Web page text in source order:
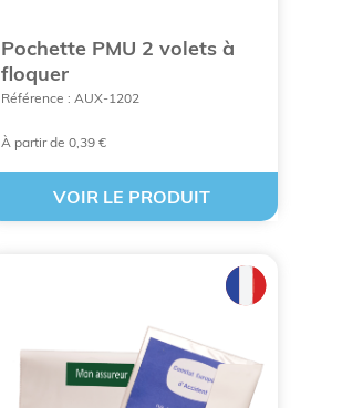
Pochette PMU 2 volets à
floquer
Référence : AUX-1202
À partir de 0,39 €
VOIR LE PRODUIT